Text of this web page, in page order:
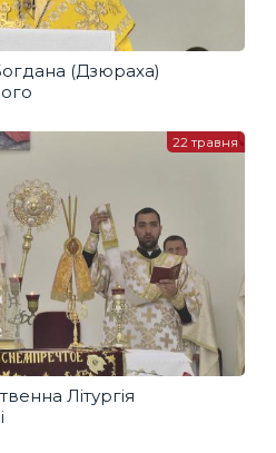
(Дзюраха)
Літургія
22 травня